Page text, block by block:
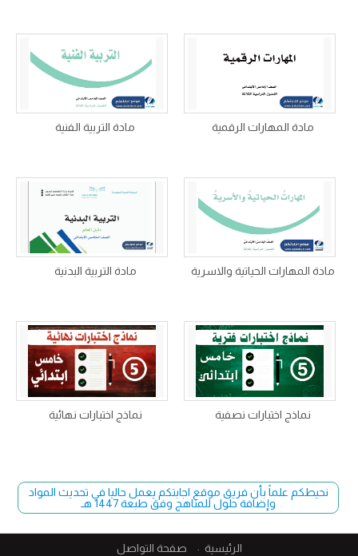
مادة المهارات الرقمية مادة التربية الفنية
مادة المهارات الحياتية والاسرية مادة التربية البدنية
نماذج اختبارات نصفية نماذج اختبارات نهائية
نحيطكم علماً بأن فريق موقع اجابتكم يعمل حاليا في تحديث المواد
وإضافة حلول للمناهج وفق طبعة 1447 هـ
الرئيسية صفحة التواصل